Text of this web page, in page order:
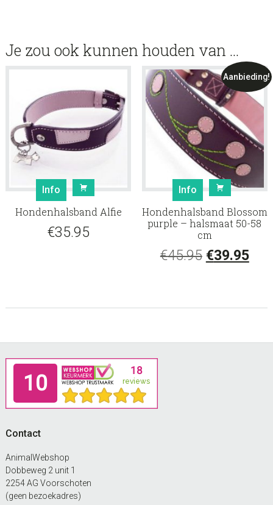
Je zou ook kunnen houden van …
Info
Hondenhalsband Alfie
€35.95
Aanbieding!
Info
Hondenhalsband Blossom
purple – halsmaat 50-58
cm
€45.95 €39.95
Footer
Contact
AnimalWebshop
Dobbeweg 2 unit 1
2254 AG Voorschoten
(geen bezoekadres)